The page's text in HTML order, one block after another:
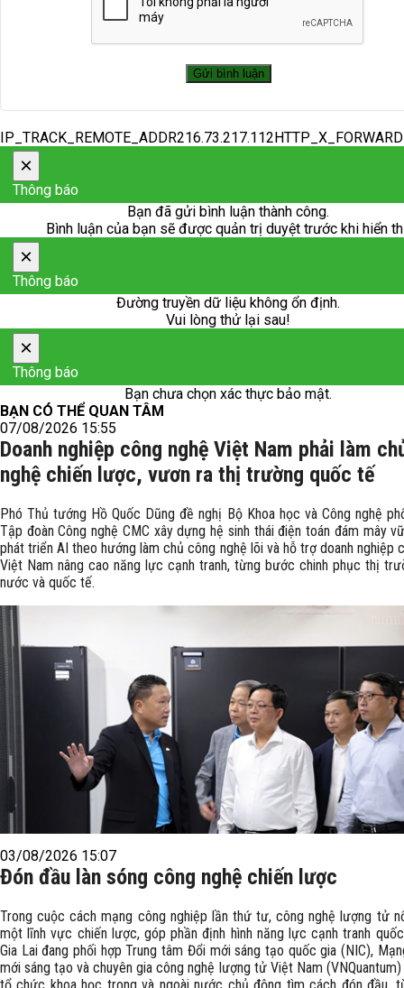
×
Thông báo
Bạn đã gửi bình luận thành công.
Bình luận của bạn sẽ được quản trị duyệt trước khi hiển
×
Thông báo
Đường truyền dữ liệu không ổn định.
Vui lòng thử lại sau!
×
Thông báo
Bạn chưa chọn xác thực bảo mật.
BẠN CÓ THỂ QUAN TÂM
07/08/2026 15:55
Doanh nghiệp công nghệ Việt Nam phải làm
nghệ chiến lược, vươn ra thị trường quốc tế
Phó Thủ tướng Hồ Quốc Dũng đề nghị Bộ Khoa học và Công nghệ
Tập đoàn Công nghệ CMC xây dựng hệ sinh thái điện toán đám mây
phát triển AI theo hướng làm chủ công nghệ lõi và hỗ trợ doanh nghiệp
Việt Nam nâng cao năng lực cạnh tranh, từng bước chinh phục thị
nước và quốc tế.
03/08/2026 15:07
Đón đầu làn sóng công nghệ chiến lược
Trong cuộc cách mạng công nghiệp lần thứ tư, công nghệ lượng tử
một lĩnh vực chiến lược, góp phần định hình năng lực cạnh tranh
Gia Lai đang phối hợp Trung tâm Đổi mới sáng tạo quốc gia (NIC),
mới sáng tạo và chuyên gia công nghệ lượng tử Việt Nam